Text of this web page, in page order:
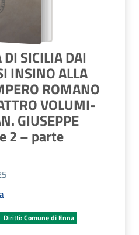
SICILIA DAI
INSINO ALLA
ROMANO
VOLUMI-
GIUSEPPE
2 – parte
Diritti:Comune di Enna